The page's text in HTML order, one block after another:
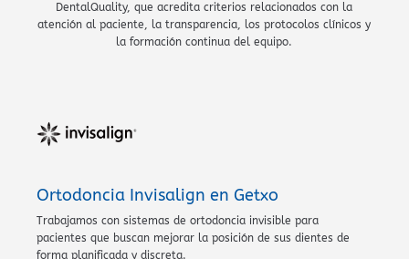
DentalQuality, que acredita criterios relacionados con la
atención al paciente, la transparencia, los protocolos clínicos y
la formación continua del equipo.
Ortodoncia Invisalign en Getxo
Trabajamos con sistemas de ortodoncia invisible para
pacientes que buscan mejorar la posición de sus dientes de
forma planificada y discreta.